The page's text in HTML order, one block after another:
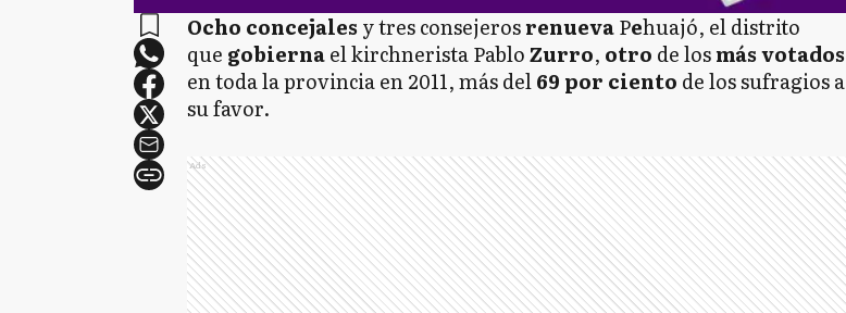
Ocho concejales y tres consejerosrenuevaPehuajó, el distrito
que gobiernael kirchnerista PabloZurro, otro de losmás votados
en toda la provincia en 2011, más del69 por ciento de los sufragios a
su favor.
Ads